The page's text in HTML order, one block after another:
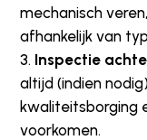
mechanisch
afhankelijk van
Inspectie
altijd (indien
kwaliteitsborging
voorkomen.